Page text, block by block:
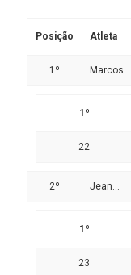
Posição Atleta
1º Marcos...
1º
22
2º Jean...
1º
23